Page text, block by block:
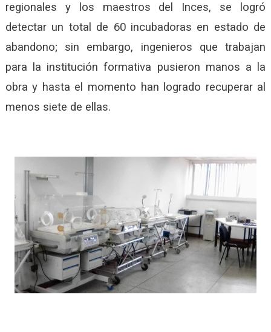
regionales y los maestros del Inces, se logró
detectar un total de 60 incubadoras en estado de
abandono; sin embargo, ingenieros que trabajan
para la institución formativa pusieron manos a la
obra y hasta el momento han logrado recuperar al
menos siete de ellas.